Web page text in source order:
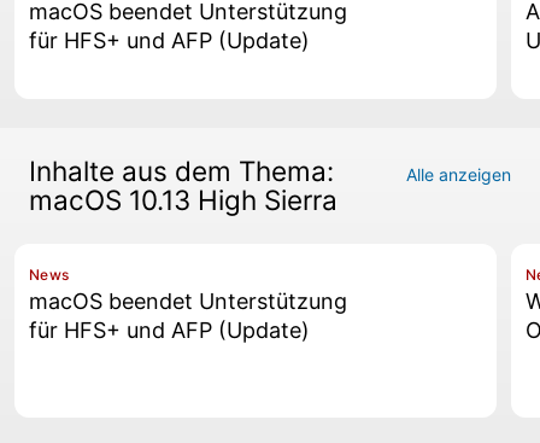
macOS beendet Unterstützung
für HFS+ und AFP (Update)
Inhalte aus dem Thema:
macOS 10.13 High Sierra
Alle anzeigen
News
macOS beendet Unterstützung
für HFS+ und AFP (Update)